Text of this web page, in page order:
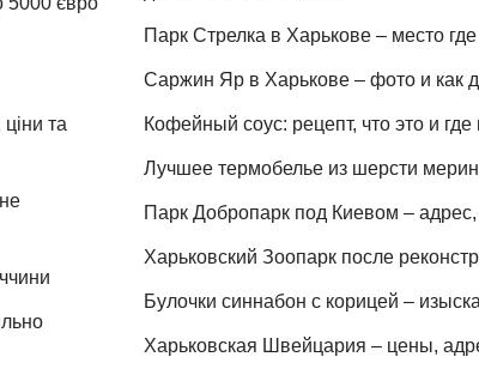
та
Парк Стрелка в Харькове – место
Саржин Яр в Харькове – фото и как
Кофейный соус: рецепт, что это и где
Лучшее термобелье из шерсти
Парк Добропарк под Киевом – адрес,
Харьковский Зоопарк после
Булочки синнабон с корицей –
Харьковская Швейцария – цены,